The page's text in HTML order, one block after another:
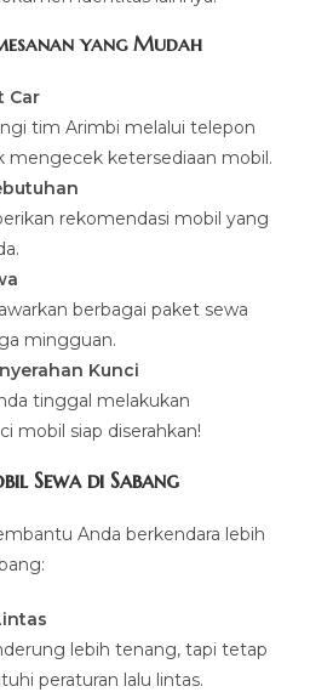
yang Mudah
Car
tim Arimbi melalui telepon
mengecek ketersediaan mobil.
rekomendasi mobil yang
berbagai paket sewa
mingguan.
Kunci
tinggal melakukan
mobil siap diserahkan!
Sewa di Sabang
Anda berkendara lebih
lebih tenang, tapi tetap
peraturan lalu lintas.